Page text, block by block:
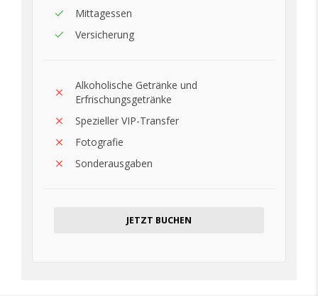
Mittagessen
Versicherung
Alkoholische Getränke und
Erfrischungsgetränke
Spezieller VIP-Transfer
Fotografie
Sonderausgaben
JETZT BUCHEN